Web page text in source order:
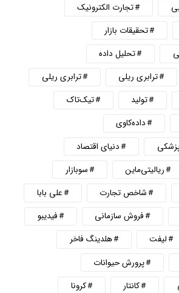
تجارت الکترونیک
تحقیقات بازار
تحلیل داده
ترابری ریلی
ترابری ریلی
تولید
تیک‌تاک
داده‌کاوی
دنیای اقتصاد
ریالیتی‌ماین
سوبازار
شاخص تجارت
علی بابا
فروش سازمانی
فیدیبو
لیفت
هلدینگ فاخر
پرورش حیوانات
کانتار
کرونا